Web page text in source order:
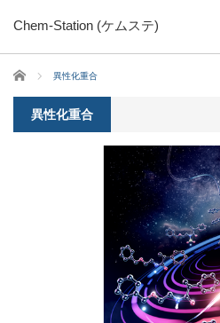
Chem-Station (ケムステ)
ホーム 異性化重合
異性化重合